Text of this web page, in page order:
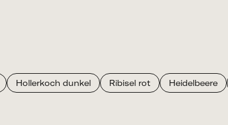
Hollerkoch dunkel Ribisel rot Heidelbeere